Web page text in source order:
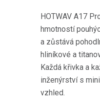
HOTWAV A17
hmotností
a zůstává
hliníkové a
Každá křivka a
inženýrství s
vzhled.